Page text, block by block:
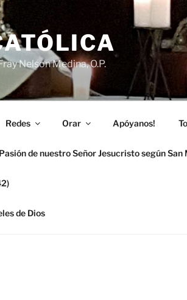
Nelson Medina, O.P.
Redes Orar Apóyanos!
Pasión de nuestro Señor Jesucristo según
de Dios